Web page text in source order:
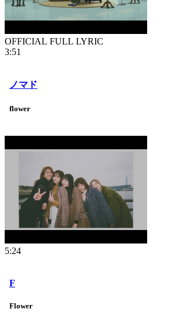
OFFICIAL FULL LYRIC
3:51
ノマド
flower
5:24
F
Flower